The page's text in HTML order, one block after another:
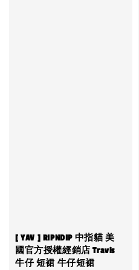
[ YAV ] RIPNDIP 中指貓 美
國官方授權經銷店 Travis
牛仔 短裙 牛仔短裙